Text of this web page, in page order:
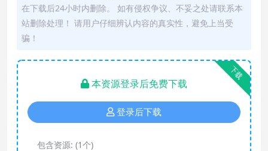
在下载后24小时内删除。 如有侵权争议、不妥之处请联系本
站删除处理！ 请用户仔细辨认内容的真实性，避免上当受
骗！
下载
本资源登录后免费下载
登录后下载
包含资源: (1个)